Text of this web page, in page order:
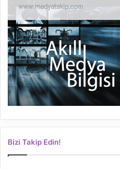
Bizi Takip Edin!